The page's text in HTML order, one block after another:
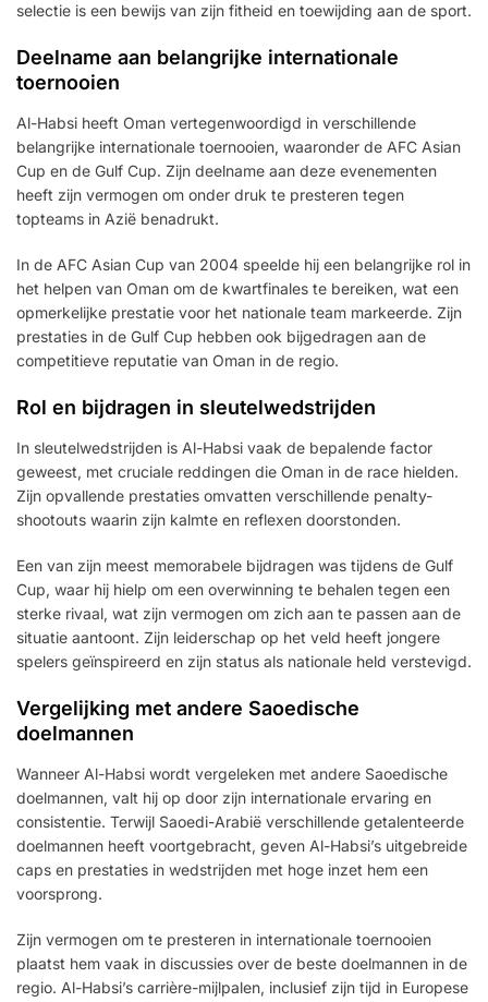
selectie is een bewijs van zijn fitheid en toewijding aan de sport.
Deelname aan belangrijke internationale
toernooien
Al-Habsi heeft Oman vertegenwoordigd in verschillende
belangrijke internationale toernooien, waaronder de AFC Asian
Cup en de Gulf Cup. Zijn deelname aan deze evenementen
heeft zijn vermogen om onder druk te presteren tegen
topteams in Azië benadrukt.
In de AFC Asian Cup van 2004 speelde hij een belangrijke rol in
het helpen van Oman om de kwartfinales te bereiken, wat een
opmerkelijke prestatie voor het nationale team markeerde. Zijn
prestaties in de Gulf Cup hebben ook bijgedragen aan de
competitieve reputatie van Oman in de regio.
Rol en bijdragen in sleutelwedstrijden
In sleutelwedstrijden is Al-Habsi vaak de bepalende factor
geweest, met cruciale reddingen die Oman in de race hielden.
Zijn opvallende prestaties omvatten verschillende penalty-
shootouts waarin zijn kalmte en reflexen doorstonden.
Een van zijn meest memorabele bijdragen was tijdens de Gulf
Cup, waar hij hielp om een overwinning te behalen tegen een
sterke rivaal, wat zijn vermogen om zich aan te passen aan de
situatie aantoont. Zijn leiderschap op het veld heeft jongere
spelers geïnspireerd en zijn status als nationale held verstevigd.
Vergelijking met andere Saoedische
doelmannen
Wanneer Al-Habsi wordt vergeleken met andere Saoedische
doelmannen, valt hij op door zijn internationale ervaring en
consistentie. Terwijl Saoedi-Arabië verschillende getalenteerde
doelmannen heeft voortgebracht, geven Al-Habsi’s uitgebreide
caps en prestaties in wedstrijden met hoge inzet hem een
voorsprong.
Zijn vermogen om te presteren in internationale toernooien
plaatst hem vaak in discussies over de beste doelmannen in de
regio. Al-Habsi’s carrière-mijlpalen, inclusief zijn tijd in Europese